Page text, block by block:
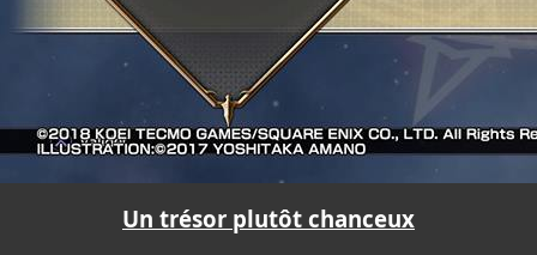
Un trésor plutôt chanceux